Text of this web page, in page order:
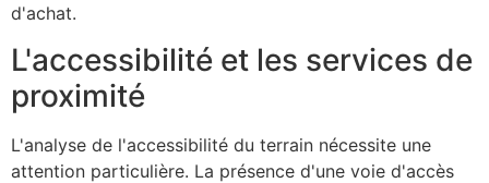
d'achat.
L'accessibilité et les services de
proximité
L'analyse de l'accessibilité du terrain nécessite une
attention particulière. La présence d'une voie d'accès